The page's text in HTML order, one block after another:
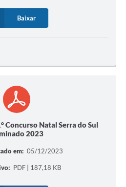
Baixar
Concurso Natal Serra do Sul
2023
em: 05/12/2023
PDF | 187,18 KB